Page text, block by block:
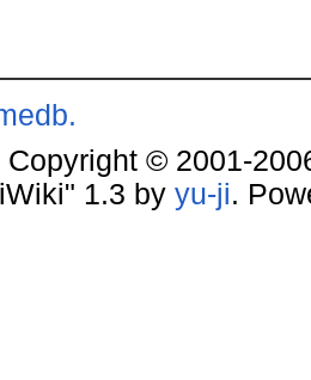
Copyright © 2001-
1.3 by yu-ji.